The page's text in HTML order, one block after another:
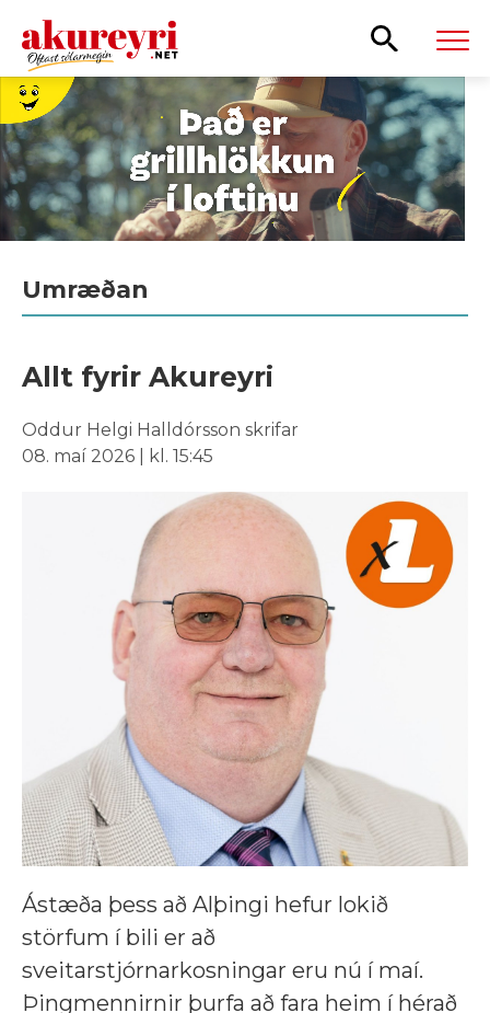
Leita
Umræðan
Allt fyrir Akureyri
Oddur Helgi Halldórsson skrifar
08. maí 2026 | kl. 15:45
Ástæða þess að Alþingi hefur lokið
störfum í bili er að
sveitarstjórnarkosningar eru nú í maí.
Þingmennirnir þurfa að fara heim í hérað